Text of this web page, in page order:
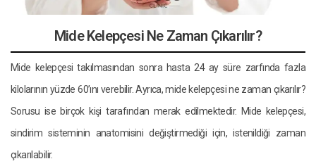
Mide Kelepçesi Ne Zaman Çıkarılır?
Mide kelepçesi takılmasından sonra hasta 24 ay süre zarfında fazla
kilolarının yüzde 60’ını verebilir. Ayrıca, mide kelepçesi ne zaman çıkarılır?
Sorusu ise birçok kişi tarafından merak edilmektedir. Mide kelepçesi,
sindirim sisteminin anatomisini değiştirmediği için, istenildiği zaman
çıkarılabilir.